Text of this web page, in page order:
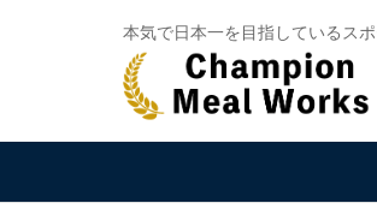
本気で日本一を目指しているス